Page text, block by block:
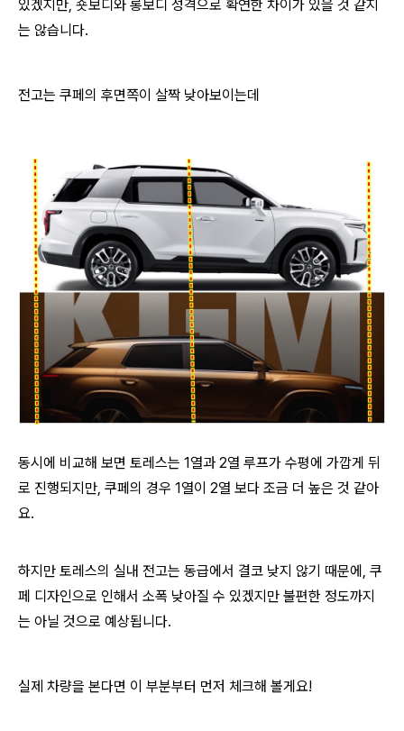
있겠지만, 숏보디와 롱보디 성격으로 확연한 차이가 있을 것 같지
는 않습니다.
전고는 쿠페의 후면쪽이 살짝 낮아보이는데
동시에 비교해 보면 토레스는 1열과 2열 루프가 수평에 가깝게 뒤
로 진행되지만, 쿠페의 경우 1열이 2열 보다 조금 더 높은 것 같아
요.
하지만 토레스의 실내 전고는 동급에서 결코 낮지 않기 때문에, 쿠
페 디자인으로 인해서 소폭 낮아질 수 있겠지만 불편한 정도까지
는 아닐 것으로 예상됩니다.
실제 차량을 본다면 이 부분부터 먼저 체크해 볼게요!